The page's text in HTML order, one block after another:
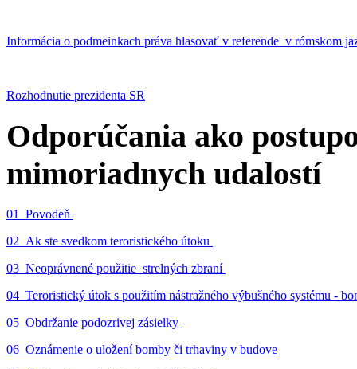
Informácia o podmeinkach práva hlasovať v referende v rómskom
Rozhodnutie prezidenta SR
Odporúčania ako
mimoriadnych udalostí
01_Povodeň
02_Ak ste svedkom teroristického útoku
03_Neoprávnené použitie strelných zbraní
04_Teroristický útok s použitím nástražného výbušného systému -
05_Obdržanie podozrivej zásielky
06_Oznámenie o uložení bomby či trhaviny v budove